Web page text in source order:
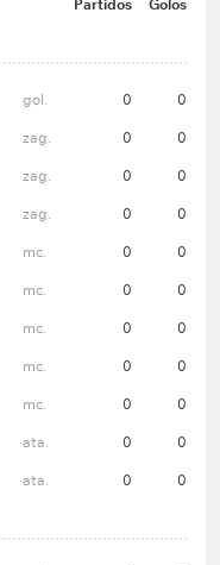
Partidos Golos
gol. 0 0
zag. 0 0
zag. 0 0
zag. 0 0
mc. 0 0
mc. 0 0
mc. 0 0
mc. 0 0
mc. 0 0
ata. 0 0
ata. 0 0